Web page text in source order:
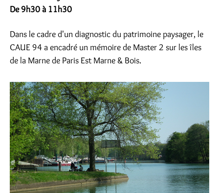
De 9h30 à 11h30
Dans le cadre d'un diagnostic du patrimoine paysager, le
CAUE 94 a encadré un mémoire de Master 2 sur les îles
de la Marne de Paris Est Marne & Bois.